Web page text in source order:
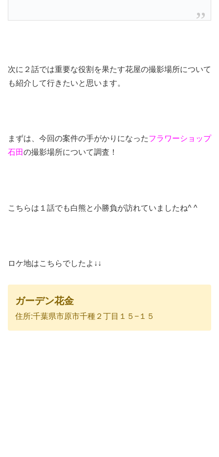
次に２話では重要な役割を果たす花屋の撮影場所について
も紹介して行きたいと思います。
まずは、今回の案件の手がかりになったフラワーショップ
石田の撮影場所について調査！
こちらは１話でも白熊と小勝負が訪れていましたね^ ^
ロケ地はこちらでしたよ↓↓
ガーデン花金
住所:千葉県市原市千種２丁目１５−１５